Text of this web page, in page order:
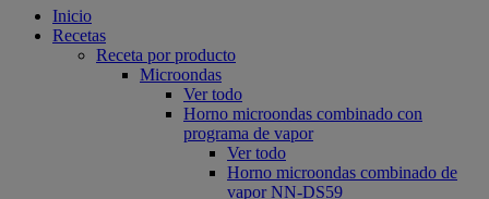
Inicio
Recetas
Receta por producto
Microondas
Ver todo
Horno microondas combinado con
programa de vapor
Ver todo
Horno microondas combinado de
vapor NN-DS59